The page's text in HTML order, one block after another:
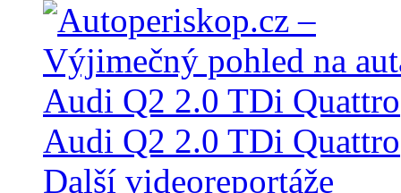
Audi Q2 2.0 TDi Quattro
Další videoreportáže